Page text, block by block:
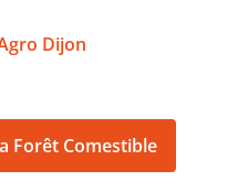
Dijon
Forêt Comestible